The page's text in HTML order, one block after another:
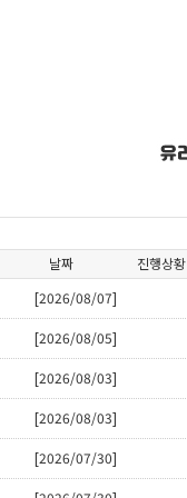
날짜
진행상황
[2026/08/07]
[2026/08/05]
[2026/08/03]
[2026/08/03]
[2026/07/30]